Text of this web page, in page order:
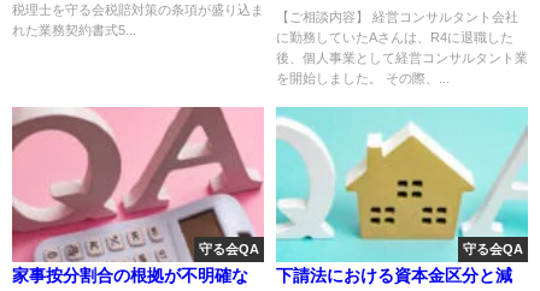
税理士を守る会税賠対策の条項が盛り込ま
れた業務契約書式5...
【ご相談内容】 経営コンサルタント会社
に勤務していたAさんは、R4に退職した
後、個人事業として経営コンサルタント業
を開始しました。 その際、...
守る会QA
家事按分割合の根拠が不明確な
守る会QA
下請法における資本金区分と減